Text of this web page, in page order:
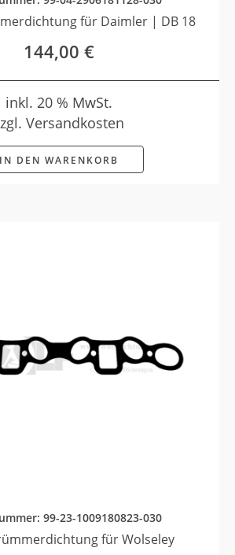
für Daimler | DB 18
144,00 €
inkl. 20 % MwSt.
Versandkosten
IN DEN WARENKORB
99-23-1009180823-030
für Wolseley